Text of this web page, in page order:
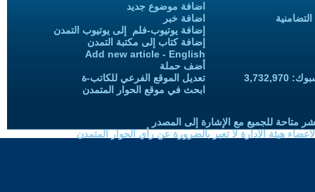
اضافة موضوع جديد
اضافة خبر
إضافة يوتيوب-فلم إلى يوتيوب التمدن
إضافة كتاب إلى مكتبة التمدن
Add new article - English
أضف حملة
تعديل الموقع الفرعي للكاتب-ة
ابحث في موقع الحوار المتمدن
متاحة للجميع مع الإشارة إلى المصدر
هيئة الادارة لا تعبر بالضرورة عن رأي الحوار المتمدن